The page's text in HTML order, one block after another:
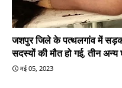
जशपुर जिले के पत्थलगांव में सड़क
सदस्यों की मौत हो गई, तीन अन्य
मई 05, 2023